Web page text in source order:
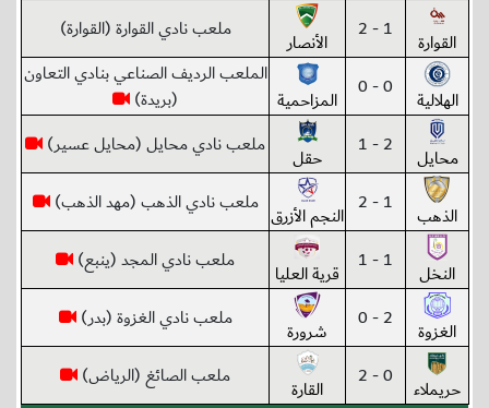
القوارة 1 - 2 الأنصار ملعب نادي القوارة (القوارة)
الهلالية 0 - 0 المزاحمية
الملعب الرديف الصناعي بنادي التعاون
(بريدة)
محايل 2 - 1 حقل ملعب نادي محايل (محايل عسير)
الذهب 1 - 2 النجم الأزرق ملعب نادي الذهب (مهد الذهب)
النخل 1 - 1 قرية العليا ملعب نادي المجد (ينبع)
الغزوة 2 - 0 شرورة ملعب نادي الغزوة (بدر)
حريملاء 0 - 2 القارة
ملعب الصائغ (الرياض)